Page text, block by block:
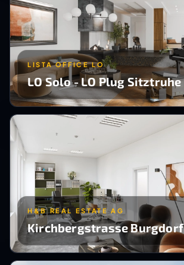
LISTA OFFICE LO
LO Solo - LO Plug Sitztruhe
H&B REAL ESTATE AG
Kirchbergstrasse Burgdorf